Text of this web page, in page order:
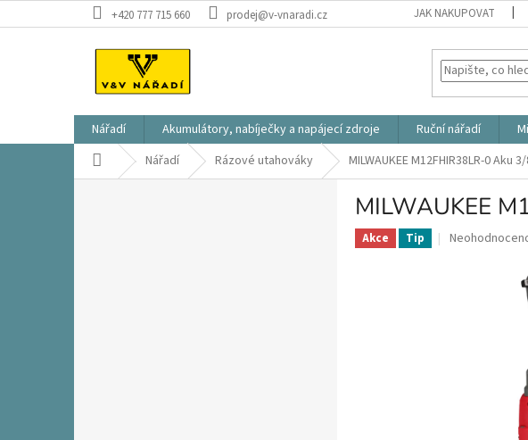
na
+420 777 715 660 prodej@v-vnaradi.cz JAK NAKUPOVAT
Nářadí Akumulátory, nabíječky a napájecí zdroje Ruční nářadí
Domů Nářadí Rázové utahováky MILWAUKEE M12FHIR38LR-0
MILWAUKEE
Akce Tip
Průměrné